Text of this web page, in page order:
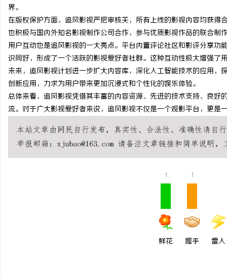
界。
在版权保护方面，追风影视严把审核关，所有上线的影视内容均获
也积极与国内外知名影视制作公司合作，参与优质影视作品的联合制
用户互动也是追风影视的一大亮点。平台内置评论社区和影评分享
识同好，形成了一个活跃的影视爱好者社群。这种互动性极大增强了
未来，追风影视计划进一步扩大内容库，深化人工智能技术的应用
创新应用，力求为用户带来更加沉浸式和个性化的娱乐体验。
总体来看，追风影视凭借其丰富的内容资源、先进的技术支持、良
流。对于广大影视爱好者来说，追风影视不仅是一个观影平台，更是
1
鲜花
1
握手 雷人
店最怕“搜不到”为什么隔壁店铺没花钱，
天天给他免费派单？
揭秘！专业充电桩项目
哪些行业秘诀？